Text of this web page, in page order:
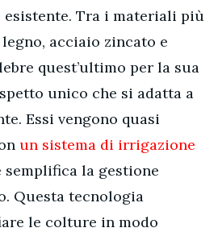
Tra i materiali più
acciaio zincato e
quest’ultimo per la sua
unico che si adatta a
Essi vengono quasi
un sistema di irrigazione
semplifica la gestione
Questa tecnologia
le colture in modo